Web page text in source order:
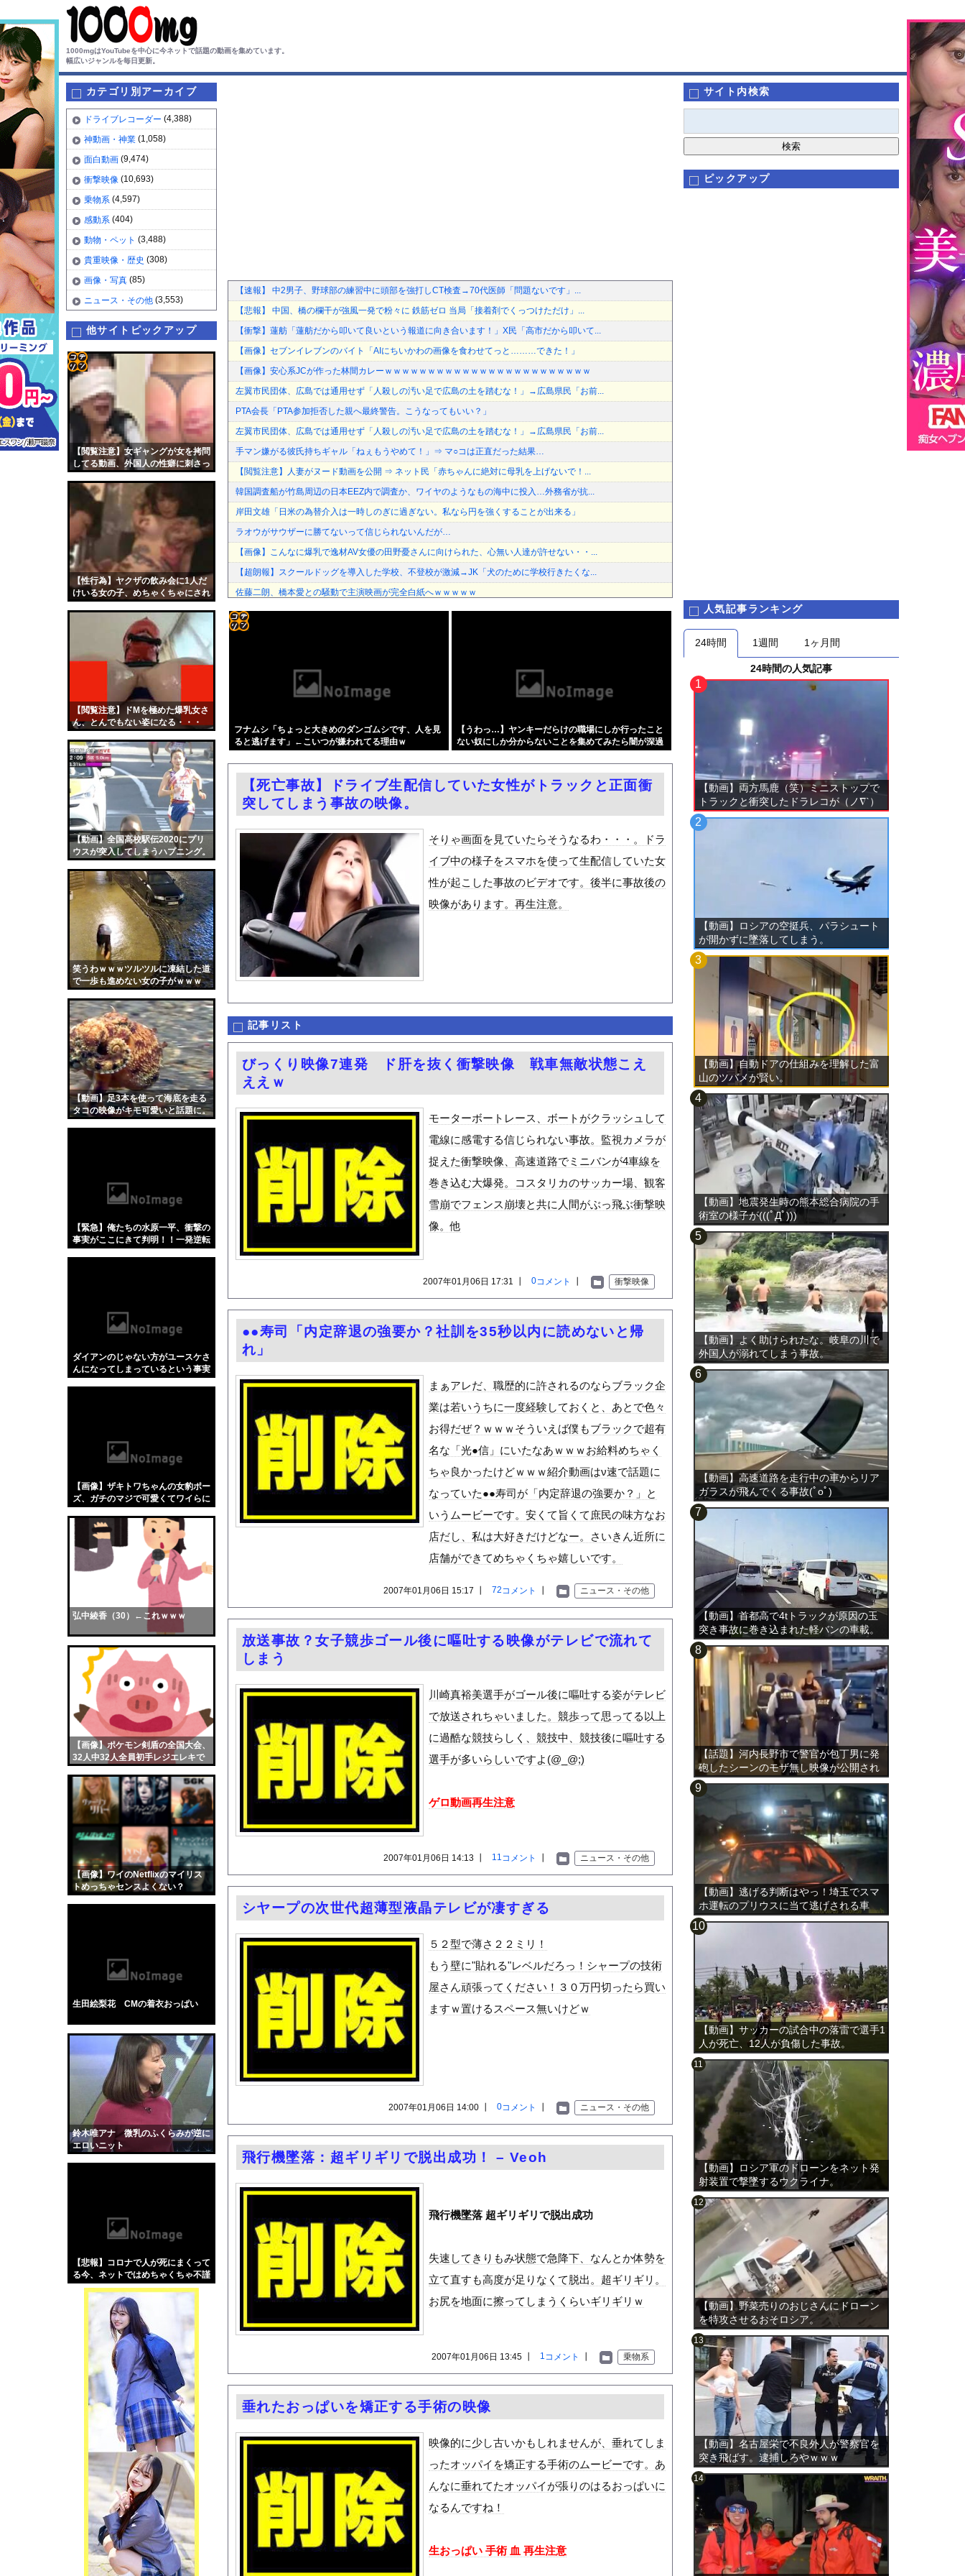
1000mgはYouTubeを中心に今ネットで話題の動画を集めています。
幅広いジャンルを毎日更新。
カテゴリ別アーカイブ
ドライブレコーダー (4,388)
神動画・神業 (1,058)
面白動画 (9,474)
衝撃映像 (10,693)
乗物系 (4,597)
感動系 (404)
動物・ペット (3,488)
貴重映像・歴史 (308)
画像・写真 (85)
ニュース・その他 (3,553)
他サイトピックアップ
【閲覧注意】女ギャングが女を拷問
してる動画、外国人の性癖に刺さっ
【性行為】ヤクザの飲み会に1人だ
けいる女の子、めちゃくちゃにされ
【閲覧注意】ドMを極めた爆乳女さ
ん、とんでもない姿になる・・・
【動画】全国高校駅伝2020にプリ
ウスが突入してしまうハプニング。
笑うわｗｗｗツルツルに凍結した道
で一歩も進めない女の子がｗｗｗ
【動画】足3本を使って海底を走る
タコの映像がキモ可愛いと話題に。
【緊急】俺たちの水原一平、衝撃の
事実がここにきて判明！！一発逆転
ダイアンのじゃない方がユースケさ
んになってしまっているという事実
【画像】ザキトワちゃんの女豹ポー
ズ、ガチのマジで可愛くてワイらに
w w w w
弘中綾香（30）←これｗｗｗ
【画像】ポケモン剣盾の全国大会、
32人中32人全員初手レジエレキで
【画像】ワイのNetflixのマイリス
トめっちゃセンスよくない？
生田絵梨花 CMの着衣おっぱい
鈴木唯アナ 微乳のふくらみが逆に
エロいニット
【悲報】コロナで人が死にまくって
る今、ネットではめちゃくちゃ不謹
慎なネタが大流行・・・
コテ
リン
- 固
定リ
ンク
自動
更新
ル
【速報】 中2男子、野球部の練習中に頭部を強打しCT検査→70代医師「問題ないです」...
【悲報】 中国、橋の欄干が強風一発で粉々に 鉄筋ゼロ 当局「接着剤でくっつけただけ」...
【衝撃】蓮舫「蓮舫だから叩いて良いという報道に向き合います！」X民「高市だから叩いて...
【画像】セブンイレブンのバイト「AIにちいかわの画像を食わせてっと………できた！」
【画像】安心系JCが作った林間カレーｗｗｗｗｗｗｗｗｗｗｗｗｗｗｗｗｗｗｗｗｗｗｗｗ
左翼市民団体、広島では通用せず「人殺しの汚い足で広島の土を踏むな！」→広島県民「お前...
PTA会長「PTA参加拒否した親へ最終警告。こうなってもいい？」
左翼市民団体、広島では通用せず「人殺しの汚い足で広島の土を踏むな！」→広島県民「お前...
手マン嫌がる彼氏持ちギャル「ねぇもうやめて！」⇒ マ○コは正直だった結果…
【閲覧注意】人妻がヌード動画を公開 ⇒ ネット民「赤ちゃんに絶対に母乳を上げないで！...
韓国調査船が竹島周辺の日本EEZ内で調査か、ワイヤのようなもの海中に投入…外務省が抗...
岸田文雄「日米の為替介入は一時しのぎに過ぎない。私なら円を強くすることが出来る」
ラオウがサウザーに勝てないって信じられないんだが…
【画像】こんなに爆乳で逸材AV女優の田野憂さんに向けられた、心無い人達が許せない・・...
【超朗報】スクールドッグを導入した学校、不登校が激減→JK「犬のために学校行きたくな...
佐藤二朗、橋本愛との騒動で主演映画が完全白紙へｗｗｗｗｗ
【悲報】瀬戸環奈がスタイルよすぎて一般男性が隣に並ぶとチンチクリンに見えてしまう
「平和を願う女子児童を警察が取り押さえて移動させた」と市民団体が告発、「児童……どこ...
【動画】東大生ｖｓ キャバ嬢 → ｗｗｗｗｗｗｗｗｗｗｗｗｗｗｗｗｗｗ
【画像】有志によって最強の「美少女ゲームランキング」が発表！!！ あの名作も
井上晴美、乳首ヘアヌードや濡れ場おっぱいがエロ過ぎる！人生最後のラスト写真集、最高！...
エロ漫画『はじめての緊縛SM調教 終わらない前立腺イキ地獄』をrawやhitomiを...
中国人の子供が溺れ、周りに助けを乞う父親と、スマホを向けてインプレ稼ぎの見物人
フェラーリを手がけたピニンファリーナ、日本の鉄道初デザイン。南海電鉄が新たな空港特急...
今日撮れたK大学文〇学部JD1年のフェラシーンがコチラ
お前らがメイドイン韓国で認めてるもの 「キムチ」あと3つは？
中国「大洪水！」三峡ダム「9門開放！（全力放流」中国都市「三峡沿線の道路水没」中国政...
職場の人妻と不倫をして、ついに、、、
韓国国会、サッカー前代表監督を追及「なぜ負けたのか」
日本旅行キャンセルすべきか…1万年ぶり史上最大級の火山の兆し＝韓国の反応
うちのネコが目の前にいた。私が上に物を投げるフリをする → 猫はこうなります…
ガチの釣り初心者なんやが、始めるまでのロードマップ教えてくれ
【悲報】瀬戸環奈がスタイルよすぎて一般男性が隣に並ぶとチンチクリンに見えてしまう
道の駅に野菜や果物出荷してるんやけど「こういうの欲しい」とかある？
井上晴美、乳首ヘアヌードや濡れ場おっぱいがエロ過ぎる！人生最後のラスト写真集、最高！...
【画像】ネギに豚バラを巻いて焼いただけの料理、なぜかグロいｗｗｗｗｗ
左ハンドル車のデメリット、意外と少ない
【動画】DJ SODAさん、エッチな水を浴びをしてしまう
天下一品とかいう定期的に行っては「こんなもんか…」ってなるラーメン屋wwwwwww
【ディズニー】高級ホテルでお馴染みのホテルミラコスタさん 値上げして改悪していたこと...
【動画】移民受け入れ派のパヨおば、自分の家に来られたら全力で拒否るｗｗｗｗｗｗｗｗｗ...
グラドル後藤まつりと至近距離でイチャイチャできる新作イメビが出たぞ！
『悪役令嬢転生おじさん』6話感想 モブ令嬢に絡まれるアンナ！
【Xの車窓から】オービスかと思ったら野生の炊飯器で草 ほか
「アメリカのヤンキーがアジア人にケンカを売った結果ｗｗｗ」 ほか
【悲報】「蕎麦」とかいう自炊最強のメシｗｗｗｗｗｗｗｗ
【4/4】嫁が浮気をしている。私の知らないスマホで連絡を取り合い、日中会ったりしてい...
本田望結、お○ぱいがでかすぎて浴衣を突き破ってしまう…
【画像】TBS若手女子アナのJK時代のセーラー服姿ｗ
「被告はモンスター」元ジャンポケ斉藤慎二被告に懲役７年求刑でほぼ実刑確実？弁護側の主...
伊Autosprint誌：ニューエイ代表渾身のアストンマーチンAMR26を改善に導い...
言うほどスーパーカブって良いバイクか？
【にじさんじ】石神がミームを堪能しとる
【超朗報】スクールドッグを導入した学校、不登校が激減→JK「犬のために学校行きたくな...
【物議】ジャンポケ斉藤裁判、被害女性「モンスター」斉藤被告「同意と思ってた」←これど...
【衝撃】烈海王「この砂糖水を飲めば復活するぞ」ワイ「これはトンデモ理論やろなぁ」ﾍﾟ...
保健師「まずは社食で大盛り頼むの辞めてみます？」 ワイ「…食っちゃいけないものを売...
【日向坂46】坂井新奈、単独で外番組初出演ｷﾀ━(ﾟ∀ﾟ)━!!!!
海外「日本なんて行くんじゃなかった…」 日本を知ってしまったディズニー信者、帰国後『...
【画像】おまえらくんの机がこの女の子の椅子にされてたらｗｗｗ
【画像】この女優さん、可愛すぎる
【朗報】齋藤飛鳥、前屈みで完全に見えてる動画が拡散されてしまう…
海外「日本よ、お前がナンバーワンだ」 熊本地震直後の日本の対応のスピードに世界が衝撃
勇気を出して白人美女にチン凸したアジア人短小男
、爆笑されてしまうｗｗｗ
10年もの間浮気してた嫁。まさかと思い長男のDNA鑑定をするがいいな？と問うと、元嫁...
ウクライナ侵攻以降、ロシア軍兵士のHIV感染が2000％急増…ウクライナメディア！
【配信者】「金バエ」のSNS更新が1週間途絶え、様々な憶測が飛び交う。1週間ぶりの投...
【画像】女の子「危機管理フォーーーーム！！！」
私「ちょっと、人の家の金庫触らないでよ！」キチママ『そこに金庫があったから、開けてみ...
三山賀子アナと森山みなみアナ 巨乳 ＆ ノースリーブ！！【GIF動画あり】
【悲報】スマホゲーム業界、ガチで限界へ…「サ終」相次ぎ倒産が過去最多ペース “当たれ...
【朗報】AmazonのアツさMax！心も踊る「マンガ毎週末セール（50%還元）」2日...
【驚愕】会社=人生だった日本人、定年後に何者でもなくなるwww
ワイみたいな『勉強だけできる高学歴発達障害者』ってどう生きたらいいんや？
幽霊、体外離脱、既視感…… 5000人調査で判明″不思議な体験”の約半数は「心地よか...
【衝撃】マチアプで会う約束してた相手に『この返信』送ったらブロックされた結果ｗｗｗｗ...
【動画あり】ボーイッシュ美少女「どうしたん？おっぱい揉む？
【画像】温泉美女さん、濡れタオルでお尻の形が透けてしまう
【動画】ヒョウ2頭が木に登って激しい戦い
道路脇で男性が缶切断していたドラム缶が爆発
【黒歴史】こういう昔の大学ヤリサーの流出エロ動画（顔出し）が一番抜ける
ケンタッキーとか言う唐揚げ屋ｗｗｗｗｗ
【画像】このAVが性癖ブッ刺さりで精子ドクドク作られるわｗｗｗｗ
【中国】男の子が爆竹に点火 マンホールが爆発しふた吹き飛ぶ
【画像】伊藤舞雪とかいうＡＶ女優ｗｗｗｗｗｗｗｗｗｗw
【緊急】肛門にスティックのり入れたけど出てこないの！！
お知らせ
【動画】タイのティパンコーン王子が日本人女性とデートか？
Powered by livedoor 相互RSS
このページは1000mgが管理しています。 RSS設定 更新順130件まで。それ以降の古いものは表
示されません。
フナムシ「ちょっと大きめのダンゴムシです、人を見
ると逃げます」←こいつが嫌われてる理由ｗ
【うわっ…】ヤンキーだらけの職場にしか行ったこと
ない奴にしか分からないことを集めてみたら闇が深過
自動
更新
【死亡事故】ドライブ生配信していた女性がトラックと正面衝
突してしまう事故の映像。
そりゃ画面を見ていたらそうなるわ・・・。ドラ
イブ中の様子をスマホを使って生配信していた女
性が起こした事故のビデオです。後半に事故後の
映像があります。再生注意。
記事リスト
びっくり映像7連発 ド肝を抜く衝撃映像 戦車無敵状態こえ
ええｗ
モーターボートレース、ボートがクラッシュして
電線に感電する信じられない事故。監視カメラが
捉えた衝撃映像、高速道路でミニバンが4車線を
巻き込む大爆発。コスタリカのサッカー場、観客
雪崩でフェンス崩壊と共に人間がぶっ飛ぶ衝撃映
像。他
衝撃映像
0コメント
2007年01月06日 17:31 ┃
●●寿司「内定辞退の強要か？社訓を35秒以内に読めないと帰
れ」
まぁアレだ、職歴的に許されるのならブラック企
業は若いうちに一度経験しておくと、あとで色々
お得だぜ？ｗｗｗそういえば僕もブラックで超有
名な「光●信」にいたなあｗｗｗお給料めちゃく
ちゃ良かったけどｗｗｗ紹介動画はν速で話題に
なっていた●●寿司が「内定辞退の強要か？」と
いうムービーです。安くて旨くて庶民の味方なお
店だし、私は大好きだけどなー。さいきん近所に
店舗ができてめちゃくちゃ嬉しいです。
ニュース・その他
72コメント
2007年01月06日 15:17 ┃
放送事故？女子競歩ゴール後に嘔吐する映像がテレビで流れて
しまう
川崎真裕美選手がゴール後に嘔吐する姿がテレビ
で放送されちゃいました。競歩って思ってる以上
に過酷な競技らしく、競技中、競技後に嘔吐する
選手が多いらしいですよ(@_@;)
ゲロ動画再生注意
ニュース・その他
11コメント
2007年01月06日 14:13 ┃
シヤープの次世代超薄型液晶テレビが凄すぎる
５２型で薄さ２２ミリ！
もう壁に"貼れる"レベルだろっ！シャープの技術
屋さん頑張ってください！３０万円切ったら買い
ますｗ置けるスペース無いけどｗ
ニュース・その他
0コメント
2007年01月06日 14:00 ┃
飛行機墜落：超ギリギリで脱出成功！ – Veoh
飛行機墜落 超ギリギリで脱出成功
失速してきりもみ状態で急降下、なんとか体勢を
立て直すも高度が足りなくて脱出。超ギリギリ。
お尻を地面に擦ってしまうくらいギリギリｗ
乗物系
1コメント
2007年01月06日 13:45 ┃
垂れたおっぱいを矯正する手術の映像
映像的に少し古いかもしれませんが、垂れてしま
ったオッパイを矯正する手術のムービーです。あ
んなに垂れてたオッパイが張りのはるおっぱいに
なるんですね！
生おっぱい 手術 血 再生注意
サイト内検索
ピックアップ
人気記事ランキング
24時間 1週間 1ヶ月間
24時間の人気記事
【動画】両方馬鹿（笑）ミニストップで
トラックと衝突したドラレコが（ノ∇`）
【動画】ロシアの空挺兵、パラシュート
が開かずに墜落してしまう。
【動画】自動ドアの仕組みを理解した富
山のツバメが賢い。
【動画】地震発生時の熊本総合病院の手
術室の様子が(((ﾟДﾟ)))
【動画】よく助けられたな。岐阜の川で
外国人が溺れてしまう事故。
【動画】高速道路を走行中の車からリア
ガラスが飛んでくる事故(ﾟoﾟ)
【動画】首都高で4tトラックが原因の玉
突き事故に巻き込まれた軽バンの車載。
【話題】河内長野市で警官が包丁男に発
砲したシーンのモザ無し映像が公開され
る。
【動画】逃げる判断はやっ！埼玉でスマ
ホ運転のプリウスに当て逃げされる車
載。
【動画】サッカーの試合中の落雷で選手1
人が死亡、12人が負傷した事故。
【動画】ロシア軍のドローンをネット発
射装置で撃墜するウクライナ。
【動画】野菜売りのおじさんにドローン
を特攻させるおそロシア。
【動画】名古屋栄で不良外人が警察官を
突き飛ばす。逮捕しろやｗｗｗ